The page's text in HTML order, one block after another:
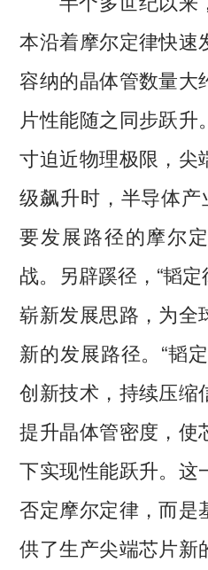
本沿着摩尔定律快速
容纳的晶体管数量大
片性能随之同步跃升
寸迫近物理极限，尖
级飙升时，半导体产
要发展路径的摩尔
战。另辟蹊径，“韬定
崭新发展思路，为全
新的发展路径。“韬
创新技术，持续压缩
提升晶体管密度，使
下实现性能跃升。这
否定摩尔定律，而是
供了生产尖端芯片新